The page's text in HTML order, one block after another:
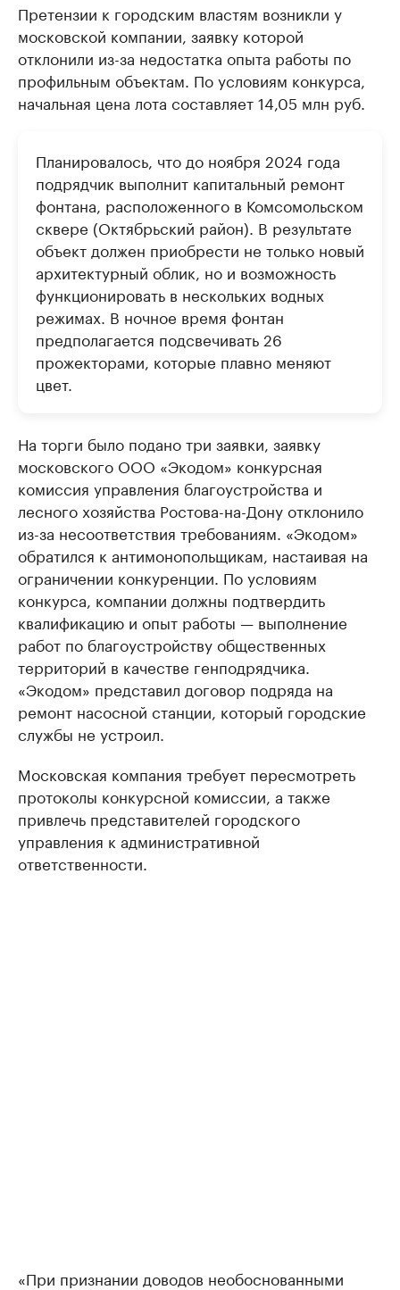
Претензии к городским властям возникли у
московской компании, заявку которой
отклонили из-за недостатка опыта работы по
профильным объектам. По условиям конкурса,
начальная цена лота составляет 14,05 млн руб.
Планировалось, что до ноября 2024 года
подрядчик выполнит капитальный ремонт
фонтана, расположенного в Комсомольском
сквере (Октябрьский район). В результате
объект должен приобрести не только новый
архитектурный облик, но и возможность
функционировать в нескольких водных
режимах. В ночное время фонтан
предполагается подсвечивать 26
прожекторами, которые плавно меняют
цвет.
На торги было подано три заявки, заявку
московского ООО «Экодом» конкурсная
комиссия управления благоустройства и
лесного хозяйства Ростова-на-Дону отклонило
из-за несоответствия требованиям. «Экодом»
обратился к антимонопольщикам, настаивая на
ограничении конкуренции. По условиям
конкурса, компании должны подтвердить
квалификацию и опыт работы — выполнение
работ по благоустройству общественных
территорий в качестве генподрядчика.
«Экодом» представил договор подряда на
ремонт насосной станции, который городские
службы не устроил.
Московская компания требует пересмотреть
протоколы конкурсной комиссии, а также
привлечь представителей городского
управления к административной
ответственности.
«При признании доводов необоснованными